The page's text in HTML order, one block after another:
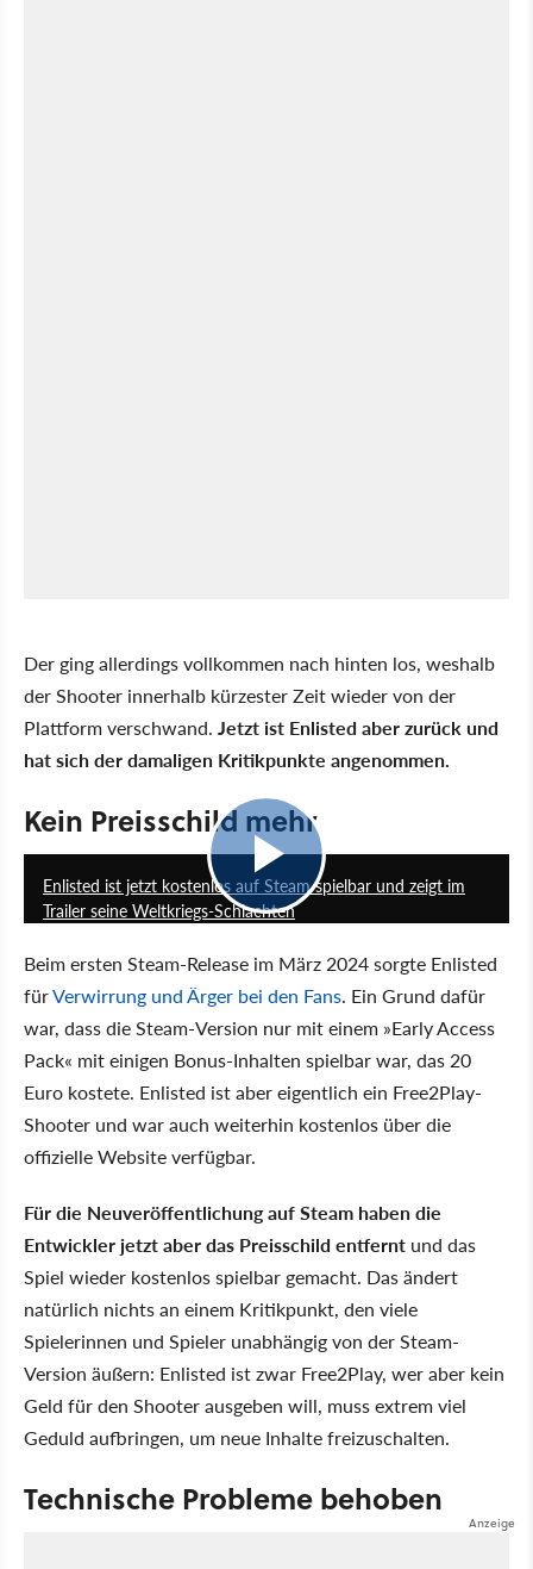
Der ging allerdings vollkommen nach hinten los, weshalb
der Shooter innerhalb kürzester Zeit wieder von der
Plattform verschwand. Jetzt ist Enlisted aber zurück und
hat sich der damaligen Kritikpunkte angenommen.
Kein Preisschild mehr
Enlisted ist jetzt kostenlos auf Steam spielbar und zeigt im
Trailer seine Weltkriegs-Schlachten
Beim ersten Steam-Release im März 2024 sorgte Enlisted
fürVerwirrung und Ärger bei den Fans. Ein Grund dafür
war, dass die Steam-Version nur mit einem »Early Access
Pack« mit einigen Bonus-Inhalten spielbar war, das 20
Euro kostete. Enlisted ist aber eigentlich ein Free2Play-
Shooter und war auch weiterhin kostenlos über die
offizielle Website verfügbar.
Für die Neuveröffentlichung auf Steam haben die
Entwickler jetzt aber das Preisschild entfernt und das
Spiel wieder kostenlos spielbar gemacht. Das ändert
natürlich nichts an einem Kritikpunkt, den viele
Spielerinnen und Spieler unabhängig von der Steam-
Version äußern: Enlisted ist zwar Free2Play, wer aber kein
Geld für den Shooter ausgeben will, muss extrem viel
Geduld aufbringen, um neue Inhalte freizuschalten.
Technische Probleme behoben